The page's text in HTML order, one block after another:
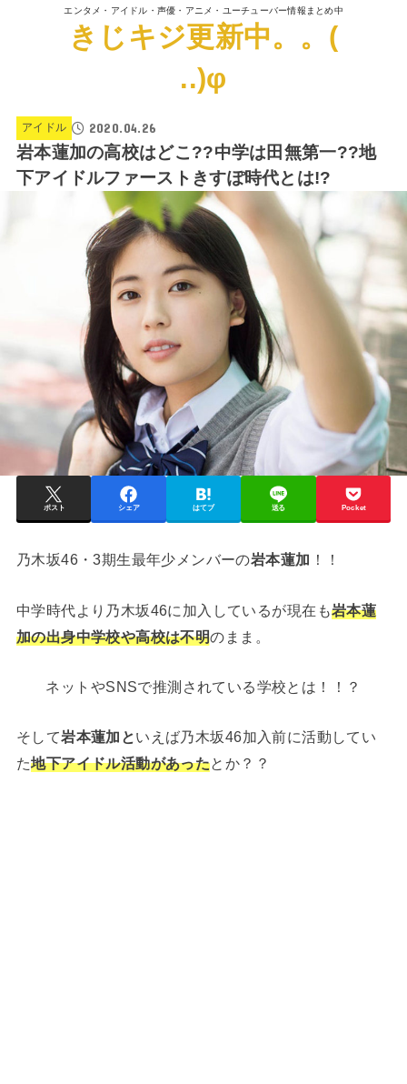
エンタメ・アイドル・声優・アニメ・ユーチューバー情報まとめ中
きじキジ更新中。。(
..)φ
アイドル 2020.04.26
岩本蓮加の高校はどこ??中学は田無第一??地
下アイドルファーストきすぽ時代とは!?
ポスト シェア はてブ 送る Pocket
乃木坂46・3期生最年少メンバーの岩本蓮加 ！！
中学時代より乃木坂46に加入しているが現在も岩本蓮
加の出身中学校や高校は不明のまま。
ネットやSNSで推測されている学校とは！！？
そして岩本蓮加といえば乃木坂46加入前に活動してい
た地下アイドル活動があったとか？？